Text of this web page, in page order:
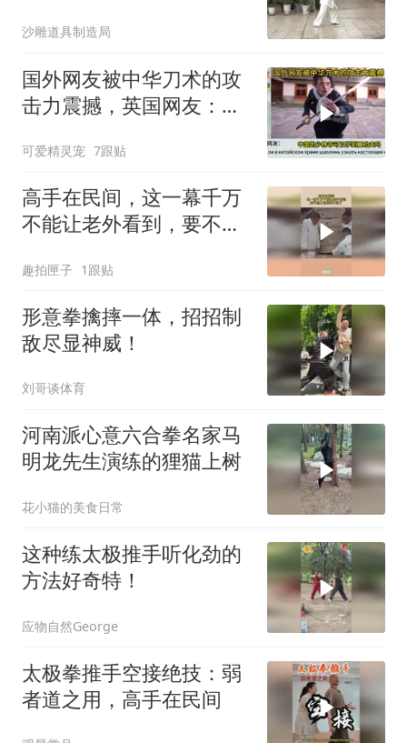
沙雕道具制造局
国外网友被中华刀术的攻
击力震撼，英国网友：这
可爱精灵宠 7跟贴
高手在民间，这一幕千万
不能让老外看到，要不然
趣拍匣子 1跟贴
形意拳擒摔一体，招招制
敌尽显神威！
刘哥谈体育
河南派心意六合拳名家马
明龙先生演练的狸猫上树
花小猫的美食日常
这种练太极推手听化劲的
方法好奇特！
应物自然George
太极拳推手空接绝技：弱
者道之用，高手在民间